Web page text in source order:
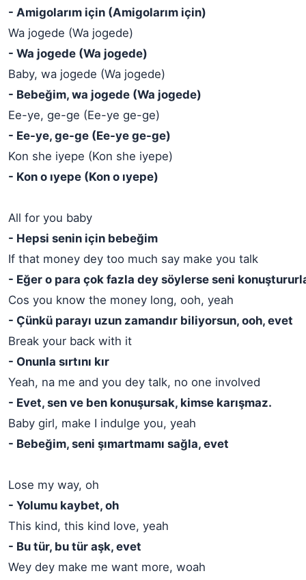
- Amigolarım için (Amigolarım için)
Wa jogede (Wa jogede)
- Wa jogede (Wa jogede)
Baby, wa jogede (Wa jogede)
- Bebeğim, wa jogede (Wa jogede)
Ee-ye, ge-ge (Ee-ye ge-ge)
- Ee-ye, ge-ge (Ee-ye ge-ge)
Kon she iyepe (Kon she iyepe)
- Kon o ıyepe (Kon o ıyepe)
All for you baby
- Hepsi senin için bebeğim
If that money dey too much say make you talk
- Eğer o para çok fazla dey söylerse seni
Cos you know the money long, ooh, yeah
- Çünkü parayı uzun zamandır biliyorsun, ooh, evet
Break your back with it
- Onunla sırtını kır
Yeah, na me and you dey talk, no one involved
- Evet, sen ve ben konuşursak, kimse karışmaz.
Baby girl, make I indulge you, yeah
- Bebeğim, seni şımartmamı sağla, evet
Lose my way, oh
- Yolumu kaybet, oh
This kind, this kind love, yeah
- Bu tür, bu tür aşk, evet
Wey dey make me want more, woah